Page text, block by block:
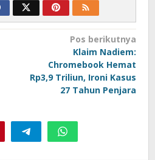
Pos berikutnya
Klaim Nadiem:
Chromebook Hemat
Rp3,9 Triliun, Ironi Kasus
27 Tahun Penjara